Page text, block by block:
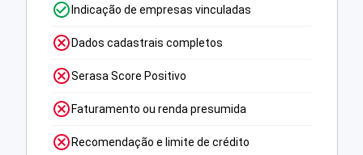
Indicação de empresas vinculadas
Dados cadastrais completos
Serasa Score Positivo
Faturamento ou renda presumida
Recomendação e limite de crédito